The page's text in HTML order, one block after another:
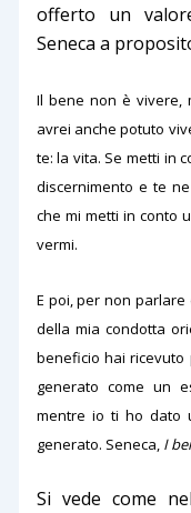
offerto un
Seneca a
Il bene non è vivere,
avrei anche potuto
te: la vita. Se metti in
discernimento e te
che mi metti in conto
vermi.
E poi, per non parlare
della mia condotta
beneficio hai
generato come un
mentre io ti ho dato
generato. Seneca, I
Si vede come